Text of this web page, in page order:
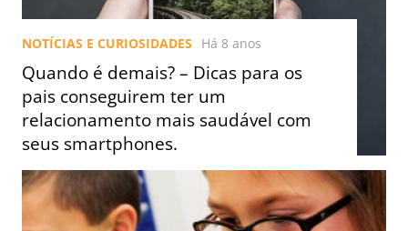
NOTÍCIAS E CURIOSIDADES Há 8 anos
Quando é demais? – Dicas para os
pais conseguirem ter um
relacionamento mais saudável com
seus smartphones.